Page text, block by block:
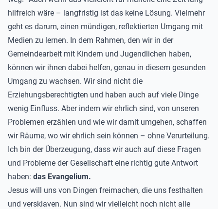
hilfreich wäre – langfristig ist das keine Lösung. Vielmehr
geht es darum, einen mündigen, reflektierten Umgang mit
Medien zu lernen. In dem Rahmen, den wir in der
Gemeindearbeit mit Kindern und Jugendlichen haben,
können wir ihnen dabei helfen, genau in diesem gesunden
Umgang zu wachsen. Wir sind nicht die
Erziehungsberechtigten und haben auch auf viele Dinge
wenig Einfluss. Aber indem wir ehrlich sind, von unseren
Problemen erzählen und wie wir damit umgehen, schaffen
wir Räume, wo wir ehrlich sein können – ohne Verurteilung.
Ich bin der Überzeugung, dass wir auch auf diese Fragen
und Probleme der Gesellschaft eine richtig gute Antwort
haben: das Evangelium.
Jesus will uns von Dingen freimachen, die uns festhalten
und versklaven. Nun sind wir vielleicht noch nicht alle